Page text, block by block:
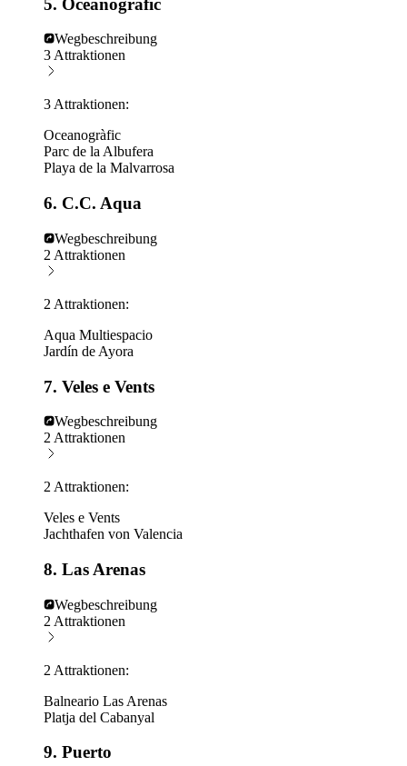
5. Oceanogràfic
Wegbeschreibung
3 Attraktionen
3 Attraktionen:
Oceanogràfic
Parc de la Albufera
Playa de la Malvarrosa
6. C.C. Aqua
Wegbeschreibung
2 Attraktionen
2 Attraktionen:
Aqua Multiespacio
Jardín de Ayora
7. Veles e Vents
Wegbeschreibung
2 Attraktionen
2 Attraktionen:
Veles e Vents
Jachthafen von Valencia
8. Las Arenas
Wegbeschreibung
2 Attraktionen
2 Attraktionen:
Balneario Las Arenas
Platja del Cabanyal
9. Puerto